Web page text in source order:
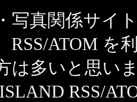
写真関係サイ
RSS/ATOM を
は多いと思い
ISLAND RSS/